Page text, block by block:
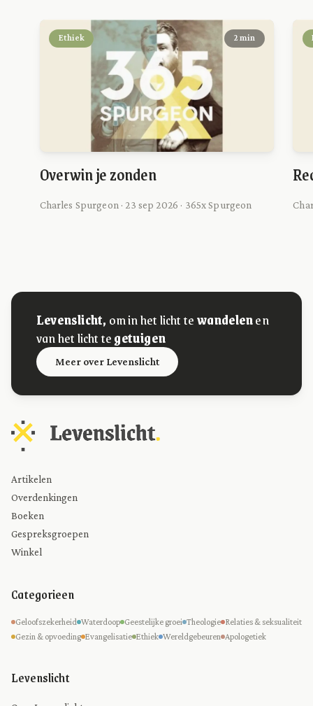
Ethiek 2 min
Overwin je zonden
Charles Spurgeon · 23 sep 2026 · 365x Spurgeon
Levenslicht, om in het licht tewandelenen
van het licht tegetuigen
Meer over Levenslicht
Artikelen
Overdenkingen
Boeken
Gespreksgroepen
Winkel
Categorieen
Geloofszekerheid Waterdoop Geestelijke groei Theologie Relaties & seksualiteit
Gezin & opvoeding Evangelisatie Ethiek Wereldgebeuren Apologetiek
Levenslicht